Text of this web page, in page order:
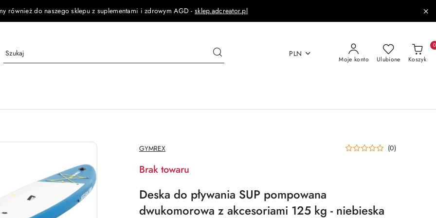
również do naszego sklepu z suplementami i zdrowym AGD - sklep.adcreator.pl
PLN
Moje konto Ulubione Koszyk
0
NAZWA
PRODUCENTA:
GYMREX (0)
Brak towaru
Deska do pływania SUP pompowana
dwukomorowa z akcesoriami 125 kg - niebieska